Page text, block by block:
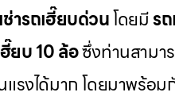
เช่ารถเฮี๊ยบด่วนโดยมีร
ฮี๊ยบ 10 ล้อซึ่งท่านสามา
รงได้มาก โดยมาพร้อม